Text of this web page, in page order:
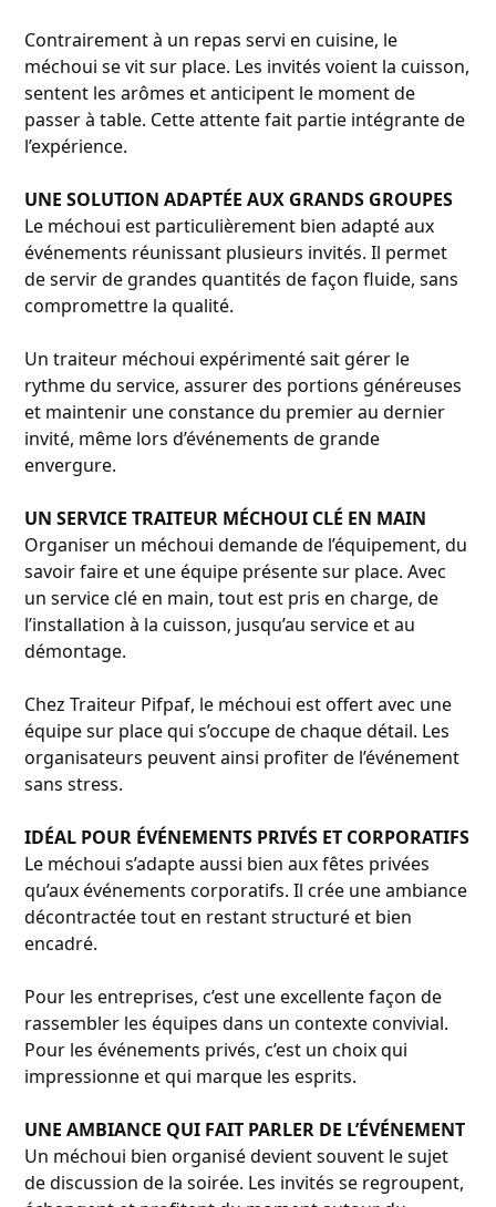
Contrairement à un repas servi en cuisine, le
méchoui se vit sur place. Les invités voient la cuisson,
sentent les arômes et anticipent le moment de
passer à table. Cette attente fait partie intégrante de
l’expérience.
UNE SOLUTION ADAPTÉE AUX GRANDS GROUPES
Le méchoui est particulièrement bien adapté aux
événements réunissant plusieurs invités. Il permet
de servir de grandes quantités de façon fluide, sans
compromettre la qualité.
Un traiteur méchoui expérimenté sait gérer le
rythme du service, assurer des portions généreuses
et maintenir une constance du premier au dernier
invité, même lors d’événements de grande
envergure.
UN SERVICE TRAITEUR MÉCHOUI CLÉ EN MAIN
Organiser un méchoui demande de l’équipement, du
savoir faire et une équipe présente sur place. Avec
un service clé en main, tout est pris en charge, de
l’installation à la cuisson, jusqu’au service et au
démontage.
Chez Traiteur Pifpaf, le méchoui est offert avec une
équipe sur place qui s’occupe de chaque détail. Les
organisateurs peuvent ainsi profiter de l’événement
sans stress.
IDÉAL POUR ÉVÉNEMENTS PRIVÉS ET CORPORATIFS
Le méchoui s’adapte aussi bien aux fêtes privées
qu’aux événements corporatifs. Il crée une ambiance
décontractée tout en restant structuré et bien
encadré.
Pour les entreprises, c’est une excellente façon de
rassembler les équipes dans un contexte convivial.
Pour les événements privés, c’est un choix qui
impressionne et qui marque les esprits.
UNE AMBIANCE QUI FAIT PARLER DE L’ÉVÉNEMENT
Un méchoui bien organisé devient souvent le sujet
de discussion de la soirée. Les invités se regroupent,